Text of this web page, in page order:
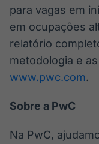
para vagas em
em ocupações
relatório
metodologia e
www.pwc.com.
Sobre a PwC
Na PwC,